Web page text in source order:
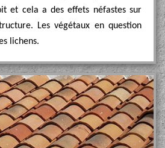
et cela a des effets néfastes sur
Les végétaux en question
lichens.